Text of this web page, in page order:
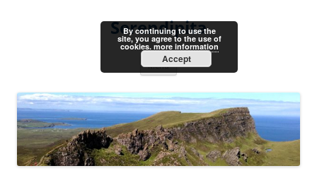
Serendipita
Menu
By continuing to use the
site, you agree to the use of
cookies. more information
Accept